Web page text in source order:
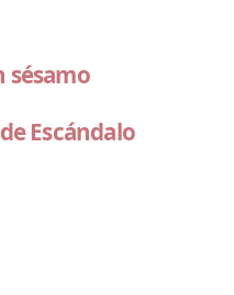
sésamo
Escándalo